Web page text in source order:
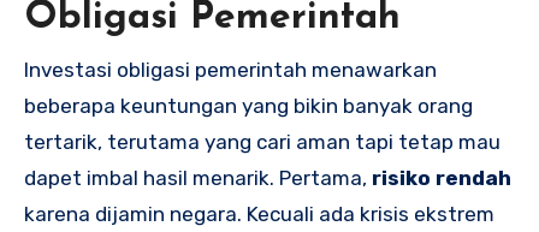
Obligasi Pemerintah
Investasi obligasi pemerintah menawarkan
beberapa keuntungan yang bikin banyak orang
tertarik, terutama yang cari aman tapi tetap mau
dapet imbal hasil menarik. Pertama, risiko rendah
karena dijamin negara. Kecuali ada krisis ekstrem